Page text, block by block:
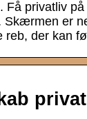
privatliv
er
der kan